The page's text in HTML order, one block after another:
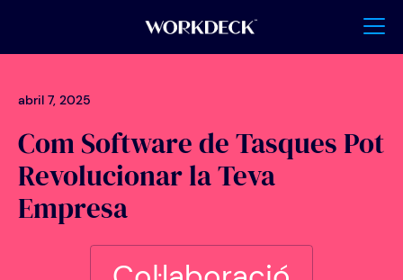
abril 7, 2025
Com Software de Tasques Pot
Revolucionar la Teva
Empresa